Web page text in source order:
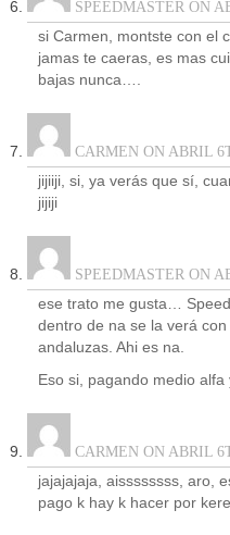
SPEEDMASTER ON
si Carmen, montste con el
jamas te caeras, es mas
bajas nunca….
CARMEN ON ABRIL
jijiiji, si, ya verás que sí,
jijiji
SPEEDMASTER ON
ese trato me gusta…
dentro de na se la verá
andaluzas. Ahi es na.
Eso si, pagando medio
CARMEN ON ABRIL
jajajajaja, aissssssss, aro,
pago k hay k hacer por